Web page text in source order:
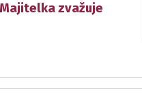
zvažuje